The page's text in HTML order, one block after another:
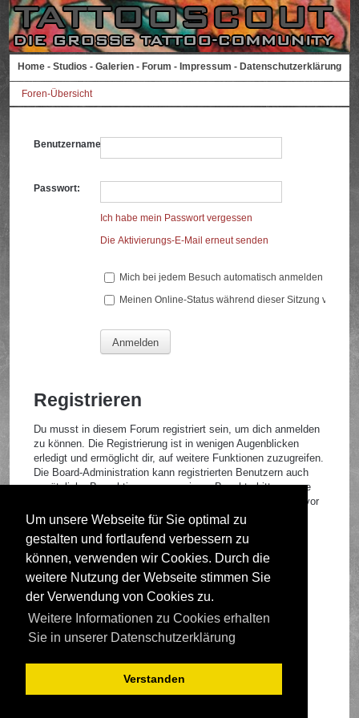
Um unsere Webseite für Sie optimal zu
gestalten und fortlaufend verbessern zu
können, verwenden wir Cookies. Durch die
weitere Nutzung der Webseite stimmen Sie
der Verwendung von Cookies zu.
Weitere Informationen zu Cookies erhalten
Sie in unserer Datenschutzerklärung
Verstanden
Home - Studios - Galerien - Forum - Impressum - Datenschutzerklärung
Foren-Übersicht
Benutzername:
Passwort:
Ich habe mein Passwort vergessen
Die Aktivierungs-E-Mail erneut senden
Mich bei jedem Besuch automatisch anmelden
Meinen Online-Status während dieser Sitzung
Registrieren
Du musst in diesem Forum registriert sein, um dich anmelden
zu können. Die Registrierung ist in wenigen Augenblicken
erledigt und ermöglicht dir, auf weitere Funktionen zuzugreifen.
Die Board-Administration kann registrierten Benutzern auch
zusätzliche Berechtigungen zuweisen. Beachte bitte unsere
Nutzungsbedingungen und die verwandten Regelungen, bevor
du dich registrierst. Bitte beachte auch die jeweiligen
Forenregeln, wenn du dich in diesem Board bewegst.
Nutzungsbedingungen|Datenschutzrichtlinie
Registrieren
Foren-Übersicht
Deutsche Übersetzung durchphpBB.de